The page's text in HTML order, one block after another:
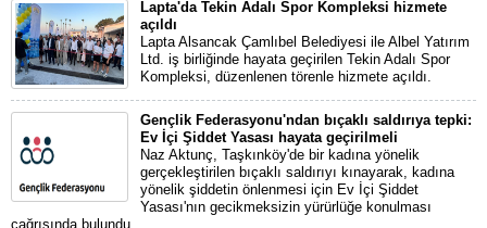
Lapta'da Tekin Adalı Spor Kompleksi hizmete
açıldı
Lapta Alsancak Çamlıbel Belediyesi ile Albel Yatırım
Ltd. iş birliğinde hayata geçirilen Tekin Adalı Spor
Kompleksi, düzenlenen törenle hizmete açıldı.
Gençlik Federasyonu'ndan bıçaklı saldırıya tepki:
Ev İçi Şiddet Yasası hayata geçirilmeli
Naz Aktunç, Taşkınköy'de bir kadına yönelik
gerçekleştirilen bıçaklı saldırıyı kınayarak, kadına
yönelik şiddetin önlenmesi için Ev İçi Şiddet
Yasası'nın gecikmeksizin yürürlüğe konulması
çağrısında bulundu.